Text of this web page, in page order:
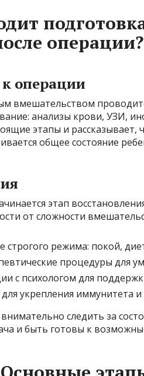
операции?
операции
вмешательством
анализы крови, УЗИ,
этапы и рассказывает,
общее состояние
этап
от сложности
строгого режима: покой,
процедуры для
с психологом для
укрепления иммунитета
следить за
и быть готовы к